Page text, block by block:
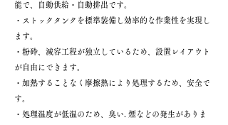
能で、自動供給・自動排出です。
・ストックタンクを標準装備し効率的な作業性を実現し
ます。
・粉砕、減容工程が独立しているため、設置レイアウト
が自由にできます。
・加熱することなく摩擦熱により処理するため、安全で
す。
・処理温度が低温のため、臭い. 煙などの発生がありま